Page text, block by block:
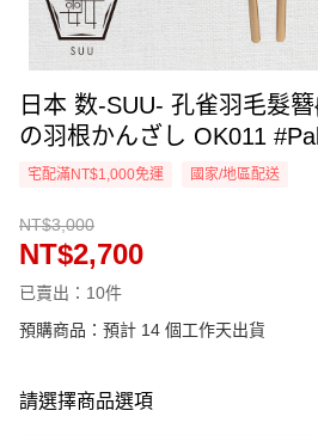
日本 数-SUU- 孔雀羽毛髮
の羽根かんざし OK011
宅配滿NT$1,000免運 國家/地區配送
NT$3,000
NT$2,700
已賣出：10件
預購商品：預計 14 個工作天出貨
請選擇商品選項